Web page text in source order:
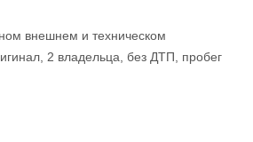
внешнем и техническом
2 владельца, без ДТП, пробег